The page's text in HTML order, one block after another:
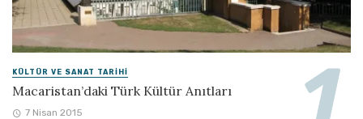
KÜLTÜR VE SANAT TARIHI
Macaristan’daki Türk Kültür Anıtları
7 Nisan 2015